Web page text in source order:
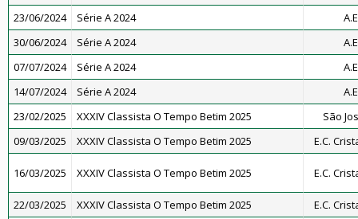
23/06/2024
Série A 2024
30/06/2024
Série A 2024
07/07/2024
Série A 2024
14/07/2024
Série A 2024
23/02/2025
XXXIV Classista O Tempo Betim 2025
São
09/03/2025
XXXIV Classista O Tempo Betim 2025 E.C.
16/03/2025 XXXIV Classista O Tempo Betim 2025 E.C.
22/03/2025 XXXIV Classista O Tempo Betim 2025 E.C.